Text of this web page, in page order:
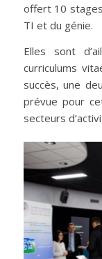
offert 10
TI et du génie.
Elles sont
curriculums
succès, une
prévue pour
secteurs